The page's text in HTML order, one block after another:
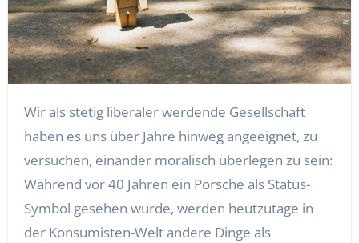
Wir als stetig liberaler werdende Gesellschaft
haben es uns über Jahre hinweg angeeignet, zu
versuchen, einander moralisch überlegen zu sein:
Während vor 40 Jahren ein Porsche als Status-
Symbol gesehen wurde, werden heutzutage in
der Konsumisten-Welt andere Dinge als